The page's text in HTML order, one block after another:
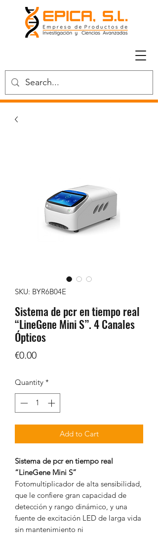
SKU: BYR6B04E
Sistema de pcr en tiempo real
“LineGene Mini S”. 4 Canales
Ópticos
€0.00Price
Quantity *
Add to Cart
Sistema de pcr en tiempo real
“LineGene Mini S”
Fotomultiplicador de alta sensibilidad,
que le confiere gran capacidad de
detección y rango dinámico, y una
fuente de excitación LED de larga vida
sin mantenimiento ni